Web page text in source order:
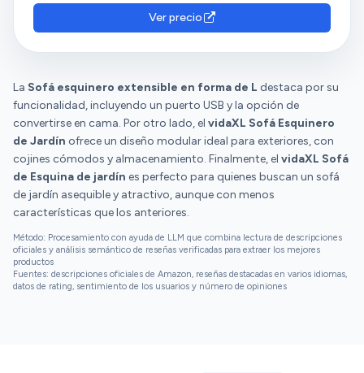
Ver precio
La Sofá esquinero extensible en forma de L destaca por su
funcionalidad, incluyendo un puerto USB y la opción de
convertirse en cama. Por otro lado, el vidaXL Sofá Esquinero
de Jardín ofrece un diseño modular ideal para exteriores, con
cojines cómodos y almacenamiento. Finalmente, el vidaXL Sofá
de Esquina de jardín es perfecto para quienes buscan un sofá
de jardín asequible y atractivo, aunque con menos
características que los anteriores.
Método: Procesamiento con ayuda de LLM que combina lectura de descripciones
oficiales y análisis semántico de reseñas verificadas para extraer los mejores
productos
Fuentes: descripciones oficiales de Amazon, reseñas destacadas en varios idiomas,
datos de rating, sentimiento de los usuarios y número de opiniones